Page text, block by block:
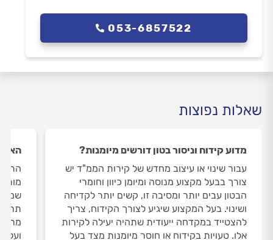
053-6857522
שאלות נפוצות
מדוע קידוח וניסור בטון דורשים מיומנות?
עבור שינוי או עיצוב מחדש של קירות הממ"ד יש
צורך בבעל מקצוע מנוסה ומיומן כיוון וחומרי
הבטון עבים יותר ומסיבה זו, קשים יותר לקדיחה
ושינוי. בעל המקצוע שיגיע לצורך הקידוח, צריך
להצטייד במקדחה ייעודית שתהיה יעילה לקירות
אלו. טעויות בקידוח או חוסר מיומנות מצד בעל
האם
תריס